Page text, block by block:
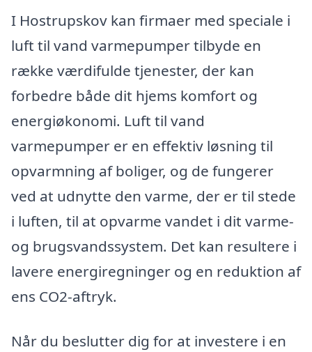
I Hostrupskov kan firmaer med speciale i
luft til vand varmepumper tilbyde en
række værdifulde tjenester, der kan
forbedre både dit hjems komfort og
energiøkonomi. Luft til vand
varmepumper er en effektiv løsning til
opvarmning af boliger, og de fungerer
ved at udnytte den varme, der er til stede
i luften, til at opvarme vandet i dit varme-
og brugsvandssystem. Det kan resultere i
lavere energiregninger og en reduktion af
ens CO2-aftryk.
Når du beslutter dig for at investere i en